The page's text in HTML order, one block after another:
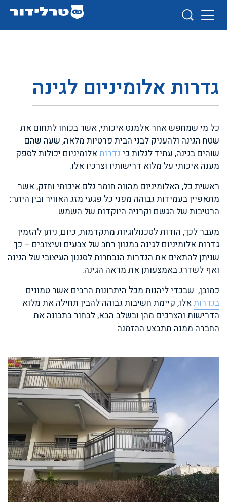
גדרות אלומיניום לגינה
כל מי שמחפש אחר אלמנט איכותי, אשר בכוחו לתחום את
שטח הגינה ולהעניק לבני הבית פרטיות מלאה, שעה שהם
שוהים בגינה, עתיד לגלות כיגדרותאלומיניום יכולות לספק
מענה איכותי על מלוא דרישותיו וצרכיו אלו.
ראשית כל, האלומיניום מהווה חומר גלם איכותי וחזק, אשר
מתאפיין בעמידות גבוהה מפני כל פגעי מזג האוויר ובין היתר:
הרטיבות של הגשם וקרניה היוקדות של השמש.
מעבר לכך, הודות לטכנולוגיות מתקדמות, כיום, ניתן להזמין
גדרות אלומיניום לגינה במגוון רחב של צבעים ועיצובים – כך
שניתן להתאים את הגדרות הנבחרות לסגנון העיצובי של הגינה
ואף לשדרג באמצעותן את מראה הגינה.
כמובן, שבכדי ליהנות מכל היתרונות הרבים אשר טמונים
בגדרותאלו, קיימת חשיבות גבוהה להבין תחילה את מלוא
הדרישות והצרכים מהן ובשלב הבא, לבחור בתבונה את
החברה ממנה תתבצע ההזמנה.